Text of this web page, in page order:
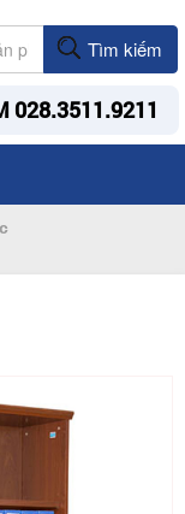
Tìm kiếm
028.3511.9211